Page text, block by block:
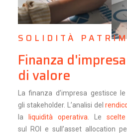
SOLIDITÀ
Finanza
di valore
La finanza d’impresa gestisce
gli stakeholder. L’analisi del
la
liquidità operativa . Le
sul ROI e sull’asset allocation